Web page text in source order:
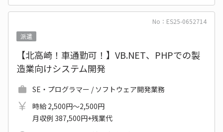
No：ES25-0652714
派遣
【北高崎！車通勤可！】VB.NET、PHPでの製
造業向けシステム開発
SE・プログラマー / ソフトウェア開発業務
時給 2,500円～2,500円
月収例 387,500円+残業代